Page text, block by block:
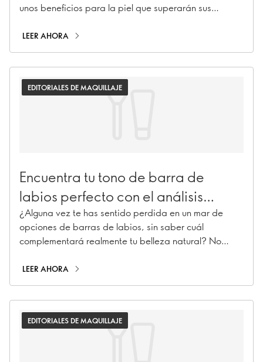
unos beneficios para la piel que superarán sus
LEER AHORA
EDITORIALES DE MAQUILLAJE
Encuentra tu tono de barra de
labios perfecto con el análisis
cromático
¿Alguna vez te has sentido perdida en un mar de
opciones de barras de labios, sin saber cuál
complementará realmente tu belleza natural? No
través del análisis del color estacional, haciendo que
la búsqueda de tu tono de pintalabios perfecto sea
adiós a las conjeturas sobre el pintalabios.
LEER AHORA
EDITORIALES DE MAQUILLAJE